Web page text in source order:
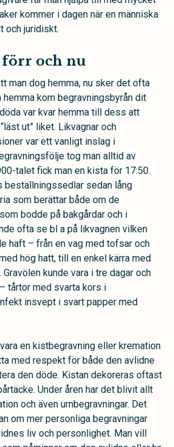
kommer i dagen när en människa
och juridiskt.
förr och nu
man dog hemma, nu sker det ofta
hemma kom begravningsbyrån dit
var kvar hemma till dess att
ut” liket. Likvagnar och
var ett vanligt inslag i
tog man alltid av
talet fick man en kista för 17:50.
beställningssedlar sedan lång
som berättar både om de
bodde på bakgårdar och i
ofta se bl a på likvagnen vilken
haft – från en vag med tofsar och
hög hatt, till en enkel kärra med
kunde vara i tre dagar och
tårtor med svarta kors i
insvept i svart papper med
en kistbegravning eller kremation
med respekt för både den avlidne
den döde. Kistan dekoreras oftast
Under åren har det blivit allt
och även urnbegravningar. Det
om mer personliga begravningar
liv och personlighet. Man vill